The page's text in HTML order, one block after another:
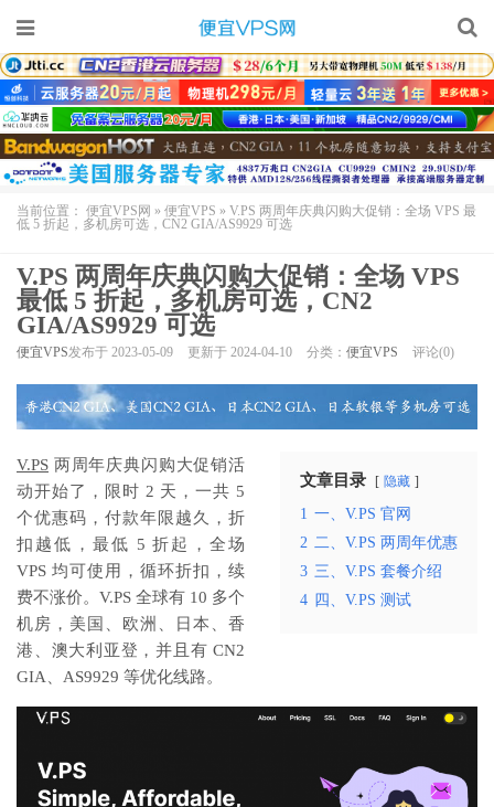
当前位置： 便宜VPS网 » 便宜VPS » V.PS 两周年庆典闪购大促销：全场 VPS 最
低 5 折起，多机房可选，CN2 GIA/AS9929 可选
V.PS 两周年庆典闪购大促销：全场 VPS
最低 5 折起，多机房可选，CN2
GIA/AS9929 可选
便宜VPS发布于 2023-05-09 更新于 2024-04-10 分类： 便宜VPS 评论(0)
文章目录 隐藏
1 一、V.PS 官网
2 二、V.PS 两周年优惠
3 三、V.PS 套餐介绍
4 四、V.PS 测试
V.PS 两周年庆典闪购大促销活
动开始了，限时 2 天，一共 5
个优惠码，付款年限越久，折
扣越低，最低 5 折起，全场
VPS 均可使用，循环折扣，续
费不涨价。V.PS 全球有 10 多个
机房，美国、欧洲、日本、香
港、澳大利亚登，并且有 CN2
GIA、AS9929 等优化线路。